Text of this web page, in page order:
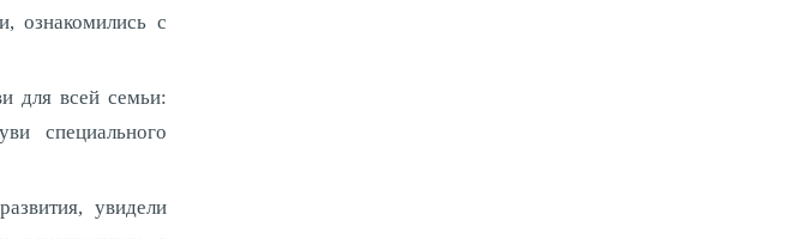
ознакомились с
для всей семьи:
специального
увидели